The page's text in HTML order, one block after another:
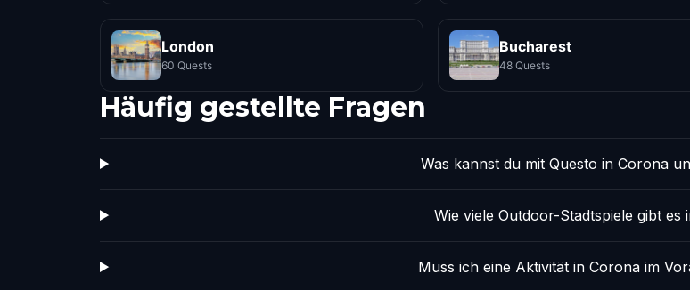
London
60 Quests
Bucharest
48 Quests
Häufig gestellte Fragen
Was kannst du mit Questo in Corona
Wie viele Outdoor-Stadtspiele gibt es
Muss ich eine Aktivität in Corona im